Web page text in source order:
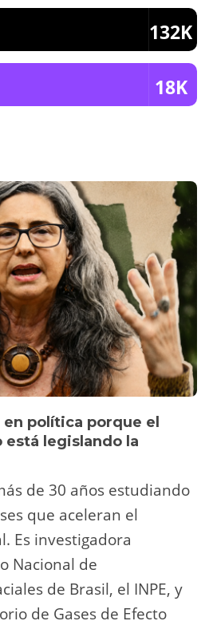
132K
18K
política porque el
está legislando la
de 30 años estudiando
que aceleran el
Es investigadora
Nacional de
de Brasil, el INPE, y
de Gases de Efecto